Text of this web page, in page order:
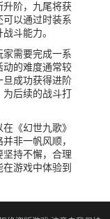
升阶，九尾将获
以通过时装系
斗能力。
家需要完成一系
动的难度通常较
旦成功获得进阶
后续的战斗打
《幻世九歌》
非一帆风顺，
坚持不懈，合理
游戏中体验到